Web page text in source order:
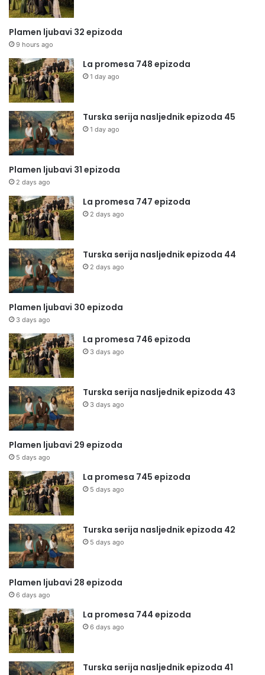
Plamen ljubavi 32 epizoda
9 hours ago
La promesa 748 epizoda
1 day ago
Turska serija nasljednik epizoda 45
1 day ago
Plamen ljubavi 31 epizoda
2 days ago
La promesa 747 epizoda
2 days ago
Turska serija nasljednik epizoda 44
2 days ago
Plamen ljubavi 30 epizoda
3 days ago
La promesa 746 epizoda
3 days ago
Turska serija nasljednik epizoda 43
3 days ago
Plamen ljubavi 29 epizoda
5 days ago
La promesa 745 epizoda
5 days ago
Turska serija nasljednik epizoda 42
5 days ago
Plamen ljubavi 28 epizoda
6 days ago
La promesa 744 epizoda
6 days ago
Turska serija nasljednik epizoda 41